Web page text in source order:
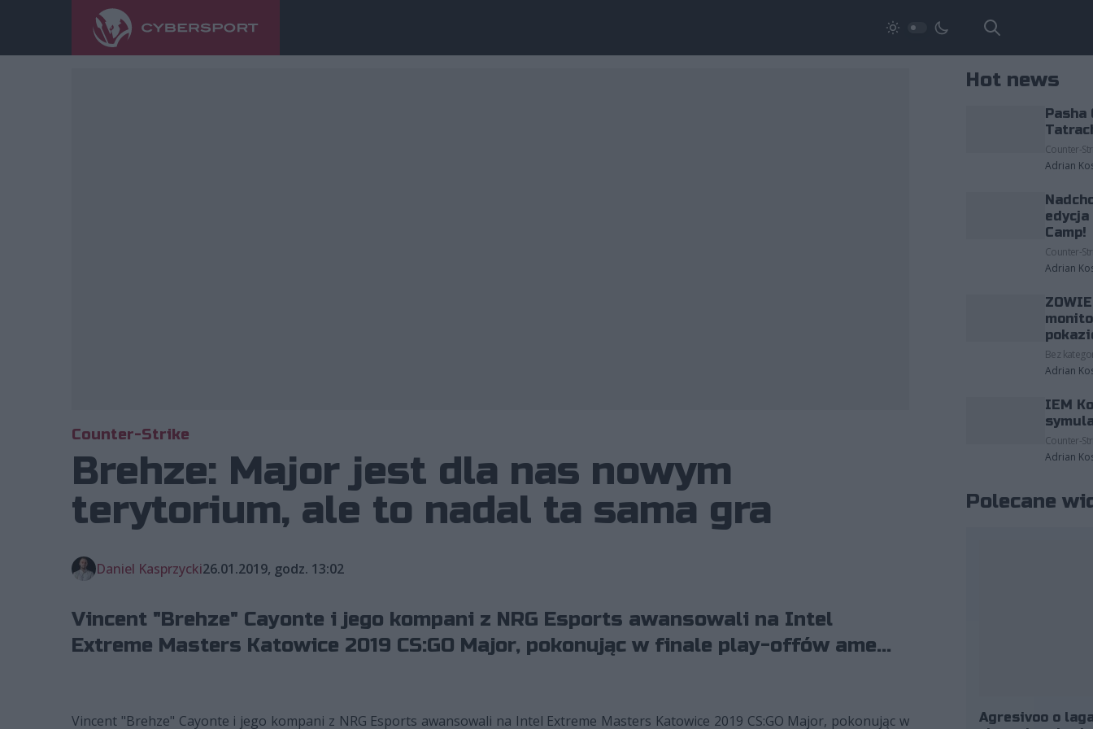
Counter-Strike
Brehze: Major jest dla nas nowym
terytorium, ale to nadal ta sama gra
Daniel Kasprzycki26.01.2019, godz. 13:02
Vincent "Brehze" Cayonte i jego kompani z NRG Esports awansowali na Intel
Extreme Masters Katowice 2019 CS:GO Major, pokonując w finale play-offów ame...
Vincent "Brehze" Cayonte i jego kompani z NRG Esports awansowali na Intel Extreme Masters Katowice 2019 CS:GO Major, pokonując w
Hot news
Pasha
Counter-
Adrian
edycja
Camp!
Counter-
Adrian
Bez
Adrian
IEM
Counter-
Adrian
Polecane
Agresivoo o